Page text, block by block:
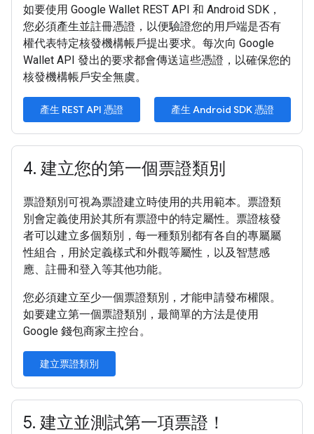
如要使用 Google Wallet REST API 和 Android SDK，
您必須產生並註冊憑證，以便驗證您的用戶端是否有
權代表特定核發機構帳戶提出要求。每次向 Google
Wallet API 發出的要求都會傳送這些憑證，以確保您的
核發機構帳戶安全無虞。
產生 REST API 憑證 產生 Android SDK 憑證
4. 建立您的第一個票證類別
票證類別可視為票證建立時使用的共用範本。票證類
別會定義使用於其所有票證中的特定屬性。票證核發
者可以建立多個類別，每一種類別都有各自的專屬屬
性組合，用於定義樣式和外觀等屬性，以及智慧感
應、註冊和登入等其他功能。
您必須建立至少一個票證類別，才能申請發布權限。
如要建立第一個票證類別，最簡單的方法是使用
Google 錢包商家主控台。
建立票證類別
5. 建立並測試第一項票證！